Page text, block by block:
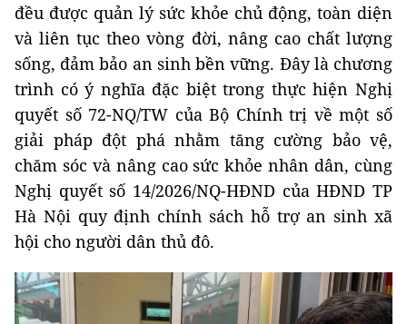
đều được quản lý sức khỏe chủ động, toàn diện
và liên tục theo vòng đời, nâng cao chất lượng
sống, đảm bảo an sinh bền vững. Đây là chương
trình có ý nghĩa đặc biệt trong thực hiện Nghị
quyết số 72-NQ/TW của Bộ Chính trị về một số
giải pháp đột phá nhằm tăng cường bảo vệ,
chăm sóc và nâng cao sức khỏe nhân dân, cùng
Nghị quyết số 14/2026/NQ-HĐND của HĐND TP
Hà Nội quy định chính sách hỗ trợ an sinh xã
hội cho người dân thủ đô.